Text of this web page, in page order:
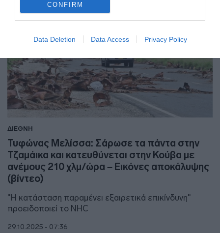
CONFIRM
Data Deletion Data Access Privacy Policy
ΔΙΕΘΝΗ
Τυφώνας Μελίσσα: Σάρωσε τα πάντα στην
Τζαμάικα και κατευθύνεται στην Κούβα με
ανέμους 210 χλμ/ώρα – Εικόνες αποκάλυψης
(βίντεο)
"Η κατάσταση παραμένει εξαιρετικά επικίνδυνη"
προειδοποιεί το NHC
29.10.2025 - 07:36